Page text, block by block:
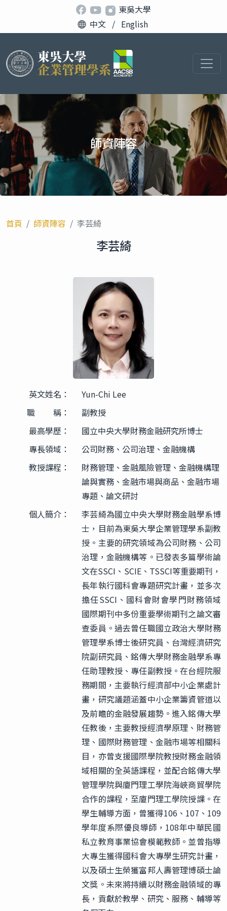
東吳大學
中文 / English
師資陣容
首頁 師資陣容 李芸綺
李芸綺
英文姓名：
Yun-Chi Lee
職 稱：
副教授
最高學歷：
國立中央大學財務金融研究所博士
專長領域：
公司財務、公司治理、金融機構
教授課程：
財務管理、金融風險管理、金融機構理
論與實務、金融市場與商品、金融市場
專題、論文研討
個人簡介：
李芸綺為國立中央大學財務金融學系博
士，目前為東吳大學企業管理學系副教
授。主要的研究領域為公司財務、公司
治理，金融機構等。已發表多篇學術論
文在SSCI、SCIE、TSSCI等重要期刊，
長年執行國科會專題研究計畫，並多次
擔任SSCI、國科會財會學門財務領域
國際期刊中多份重要學術期刊之論文審
查委員。過去曾任職國立政治大學財務
管理學系博士後研究員、台灣經濟研究
院副研究員、銘傳大學財務金融學系專
任助理教授、專任副教授。在台經院服
務期間，主要執行經濟部中小企業處計
畫，研究議題涵蓋中小企業籌資管道以
及前瞻的金融發展趨勢。進入銘傳大學
任教後，主要教授經濟學原理、財務管
理、國際財務管理、金融市場等相關科
目，亦曾支援國際學院教授財務金融領
域相關的全英語課程，並配合銘傳大學
管理學院與廈門理工學院海峽商貿學院
合作的課程，至廈門理工學院授課。在
學生輔導方面，曾獲得106、107、109
學年度系際優良導師，108年中華民國
私立教育事業協會模範教師。並曾指導
大專生獲得國科會大專學生研究計畫，
以及碩士生榮獲富邦人壽管理博碩士論
文獎。未來將持續以財務金融領域的專
長，貢獻於教學、研究、服務、輔導等